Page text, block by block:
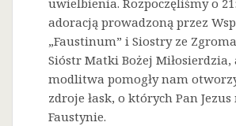
uwielbienia. Rozpoczęliśmy o
adoracją prowadzoną przez
„Faustinum” i Siostry ze
Sióstr Matki Bożej Miłosierdzia,
modlitwa pomogły nam
zdroje łask, o których Pan Jezus
Faustynie.